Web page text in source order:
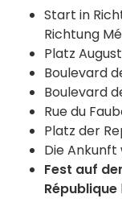
Start in
Richtung
Platz
Boulevard
Boulevard
Rue du
Platz der
Die Ankunft
Fest auf
République